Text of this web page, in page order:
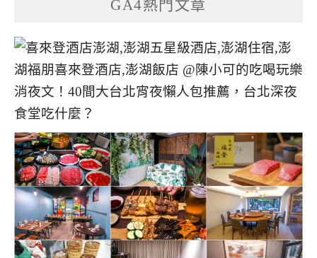
GA4熱門文章
消夜文！40間大台北宵夜懶人包推薦，台北深夜
食堂吃什麼？